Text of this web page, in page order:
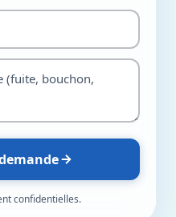
confidentielles.